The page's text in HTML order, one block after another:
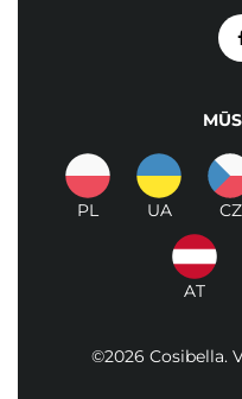
PL UA CZ
AT
©2026 Cosibella.